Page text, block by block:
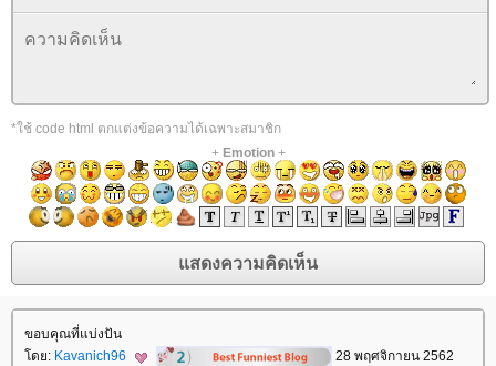
*ใช้ code html ตกแต่งข้อความได้เฉพาะสมาชิก
+ Emotion+
ขอบคุณที่แบ่งปัน
ดย: Kavanich96
28 พฤศจิกายน 2562